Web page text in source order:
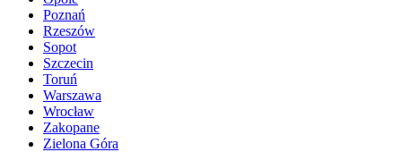
Poznań
Rzeszów
Sopot
Szczecin
Toruń
Warszawa
Wrocław
Zakopane
Zielona Góra